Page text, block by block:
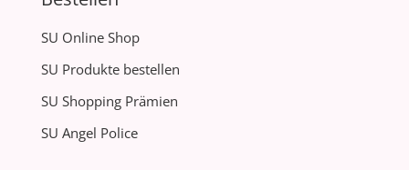
SU Online Shop
SU Produkte bestellen
SU Shopping Prämien
SU Angel Police